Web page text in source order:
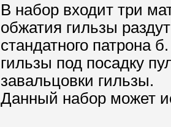
В набор входит три
обжатия гильзы
стандатного патрона
гильзы под посадку
завальцовки гильзы.
Данный набор может